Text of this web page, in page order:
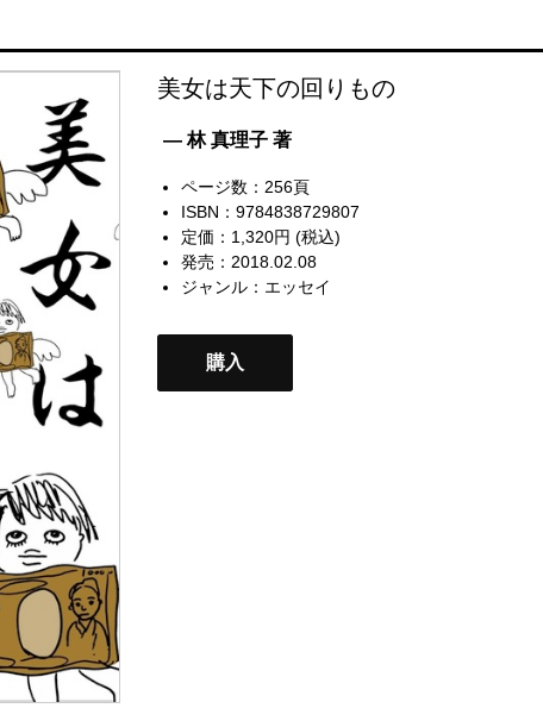
美女は天下の回りもの
— 林 真理子 著
ページ数：256頁
ISBN：9784838729807
定価：1,320円 (税込)
発売：2018.02.08
ジャンル： エッセイ
購入